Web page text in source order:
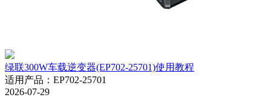
绿联300W车载逆变器(EP702-25701)使用教程
适用产品 ： EP702-25701
2026-07-29